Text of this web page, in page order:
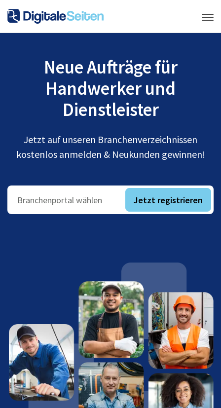
Neue Aufträge für
Handwerker und
Dienstleister
Jetzt auf unseren Branchenverzeichnissen
kostenlos anmelden & Neukunden gewinnen!
Branchenportal wählen Jetzt registrieren